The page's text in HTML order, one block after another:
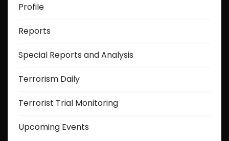
Profile
Reports
Special Reports and Analysis
Terrorism Daily
Terrorist Trial Monitoring
Upcoming Events